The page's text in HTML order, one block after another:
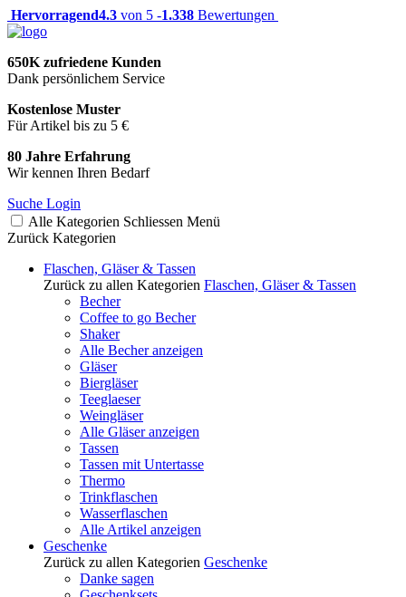
Hervorragend4.3 von 5 -1.338 Bewertungen
650K zufriedene Kunden
Dank persönlichem Service
Kostenlose Muster
Für Artikel bis zu 5 €
80 Jahre Erfahrung
Wir kennen Ihren Bedarf
Suche Login
Alle Kategorien Schliessen Menü
Zurück Kategorien
Flaschen, Gläser & Tassen
Zurück zu allen Kategorien Flaschen, Gläser & Tassen
Becher
Coffee to go Becher
Shaker
Alle Becher anzeigen
Gläser
Biergläser
Teeglaeser
Weingläser
Alle Gläser anzeigen
Tassen
Tassen mit Untertasse
Thermo
Trinkflaschen
Wasserflaschen
Alle Artikel anzeigen
Geschenke
Zurück zu allen Kategorien Geschenke
Danke sagen